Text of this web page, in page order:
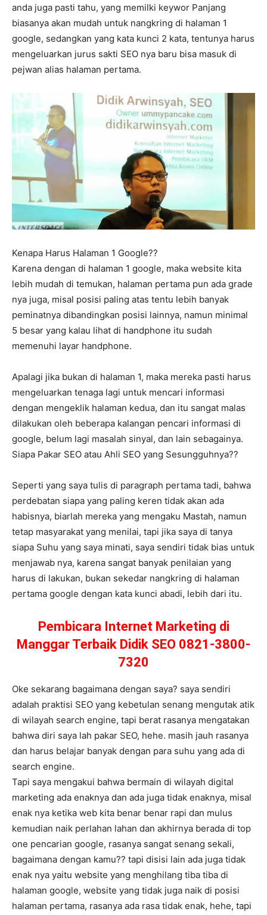
anda juga pasti tahu, yang memilki keywor Panjang
biasanya akan mudah untuk nangkring di halaman 1
google, sedangkan yang kata kunci 2 kata, tentunya harus
mengeluarkan jurus sakti SEO nya baru bisa masuk di
pejwan alias halaman pertama.
Kenapa Harus Halaman 1 Google??
Karena dengan di halaman 1 google, maka website kita
lebih mudah di temukan, halaman pertama pun ada grade
nya juga, misal posisi paling atas tentu lebih banyak
peminatnya dibandingkan posisi lainnya, namun minimal
5 besar yang kalau lihat di handphone itu sudah
memenuhi layar handphone.
Apalagi jika bukan di halaman 1, maka mereka pasti harus
mengeluarkan tenaga lagi untuk mencari informasi
dengan mengeklik halaman kedua, dan itu sangat malas
dilakukan oleh beberapa kalangan pencari informasi di
google, belum lagi masalah sinyal, dan lain sebagainya.
Siapa Pakar SEO atau Ahli SEO yang Sesungguhnya??
Seperti yang saya tulis di paragraph pertama tadi, bahwa
perdebatan siapa yang paling keren tidak akan ada
habisnya, biarlah mereka yang mengaku Mastah, namun
tetap masyarakat yang menilai, tapi jika saya di tanya
siapa Suhu yang saya minati, saya sendiri tidak bias untuk
menjawab nya, karena sangat banyak penilaian yang
harus di lakukan, bukan sekedar nangkring di halaman
pertama google dengan kata kunci abadi, lebih dari itu.
Pembicara Internet Marketing di
Manggar Terbaik Didik SEO 0821-3800-
7320
Oke sekarang bagaimana dengan saya? saya sendiri
adalah praktisi SEO yang kebetulan senang mengutak atik
di wilayah search engine, tapi berat rasanya mengatakan
bahwa diri saya lah pakar SEO, hehe. masih jauh rasanya
dan harus belajar banyak dengan para suhu yang ada di
search engine.
Tapi saya mengakui bahwa bermain di wilayah digital
marketing ada enaknya dan ada juga tidak enaknya, misal
enak nya ketika web kita benar benar rapi dan mulus
kemudian naik perlahan lahan dan akhirnya berada di top
one pencarian google, rasanya sangat senang sekali,
bagaimana dengan kamu?? tapi disisi lain ada juga tidak
enak nya yaitu website yang menghilang tiba tiba di
halaman google, website yang tidak juga naik di posisi
halaman pertama, rasanya ada rasa tidak enak, hehe, tapi